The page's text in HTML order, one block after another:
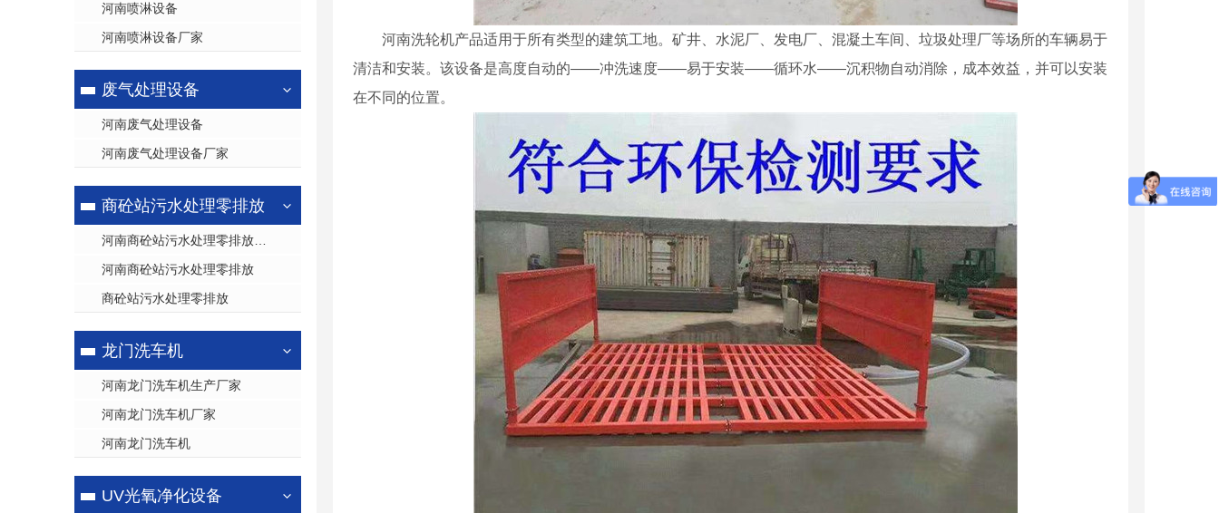
河南喷淋设备
河南喷淋设备厂家
废气处理设备
河南废气处理设备
河南废气处理设备厂家
商砼站污水处理零排放
河南商砼站污水处理零排放
商砼站污水处理零排放
龙门洗车机
河南龙门洗车机生产厂家
河南龙门洗车机厂家
河南龙门洗车机
UV光氧净化设备
河南洗轮机产品适用于所有类型的建筑工地。矿井、水泥厂、发电厂、混凝土车间、垃圾处理厂等场所的车辆易于
清洁和安装。该设备是高度自动的——冲洗速度——易于安装——循环水——沉积物自动消除，成本效益，并可以安装
在不同的位置。